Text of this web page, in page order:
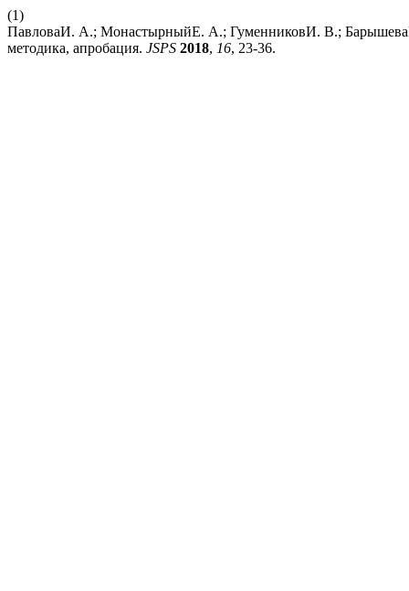
(1)
ПавловаИ. А.; МонастырныйЕ. А.; ГуменниковИ. В.;
методика, апробация. JSPS 2018, 16, 23-36.